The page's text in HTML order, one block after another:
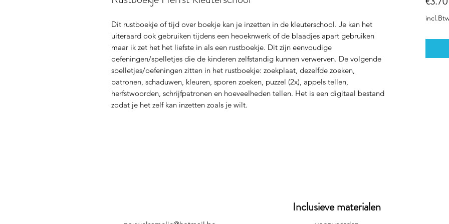
Dit rustboekje of tijd over boekje kan je inzetten in de kleuterschool. Je kan het
uiteraard ook gebruiken tijdens een heoeknwerk of de blaadjes apart gebruiken
maar ik zet het het liefste in als een rustboekje. Dit zijn eenvoudige
oefeningen/spelletjes die de kinderen zelfstandig kunnen verwerven. De volgende
spelletjes/oefeningen zitten in het rustboekje: zoekplaat, dezelfde zoeken,
patronen, schaduwen, kleuren, sporen zoeken, puzzel (2x), appels tellen,
herfstwoorden, schrijfpatronen en hoeveelheden tellen. Het is een digitaal bestand
zodat je het zelf kan inzetten zoals je wilt.
Inclusieve materialen